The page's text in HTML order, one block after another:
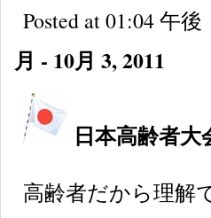
Posted at 01:04 午後
月 - 10月 3, 2011
日本高齢者大
高齢者だから理解